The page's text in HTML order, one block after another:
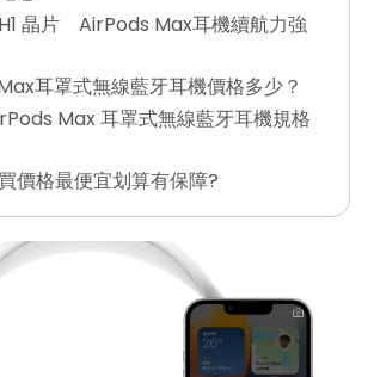
晶片 AirPods Max耳機續航力強
耳罩式無線藍牙耳機價格多少？
Max 耳罩式無線藍牙耳機規格
價格最便宜划算有保障?